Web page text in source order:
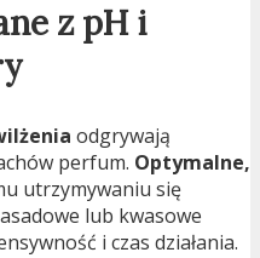
z pH i
odgrywają
perfum. Optymalne,
utrzymywaniu się
lub kwasowe
i czas działania.